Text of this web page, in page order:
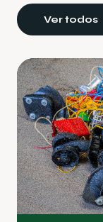
Ver todos